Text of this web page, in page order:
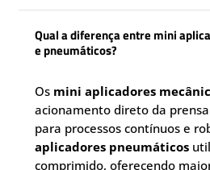
Qual a diferença entre mini
e pneumáticos?
Os mini aplicadores
acionamento direto da
para processos contínuos e
aplicadores pneumáticos
comprimido, oferecendo